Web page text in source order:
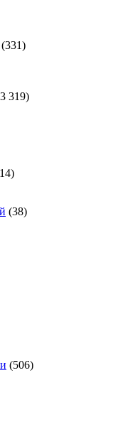
(331)
319)
(38)
(506)